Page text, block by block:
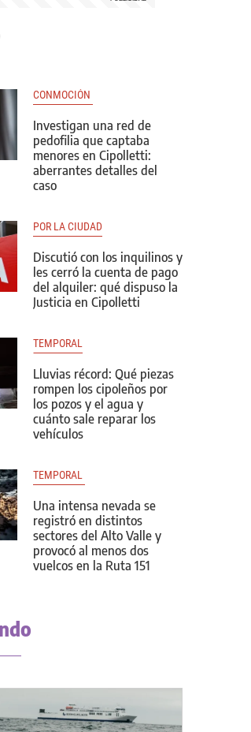
CONMOCIÓN
Investigan una red de
pedofilia que captaba
menores en Cipolletti:
aberrantes detalles del
caso
POR LA CIUDAD
Discutió con los inquilinos y
les cerró la cuenta de pago
del alquiler: qué dispuso la
Justicia en Cipolletti
TEMPORAL
Lluvias récord: Qué piezas
rompen los cipoleños por
los pozos y el agua y
cuánto sale reparar los
vehículos
TEMPORAL
Una intensa nevada se
registró en distintos
sectores del Alto Valle y
provocó al menos dos
vuelcos en la Ruta 151